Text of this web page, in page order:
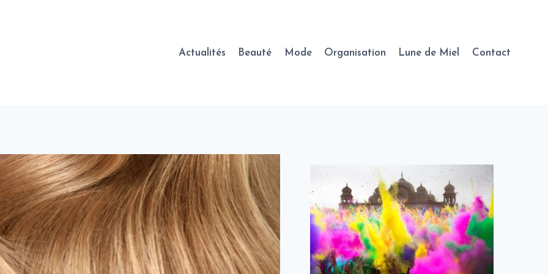
Actualités Beauté Mode Organisation Lune de Miel Contact